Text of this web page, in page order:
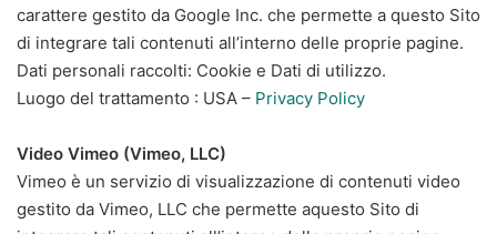
carattere gestito da Google Inc. che permette a questo Sito
di integrare tali contenuti all’interno delle proprie pagine.
Dati personali raccolti: Cookie e Dati di utilizzo.
Luogo del trattamento : USA – Privacy Policy
Video Vimeo (Vimeo, LLC)
Vimeo è un servizio di visualizzazione di contenuti video
gestito da Vimeo, LLC che permette aquesto Sito di